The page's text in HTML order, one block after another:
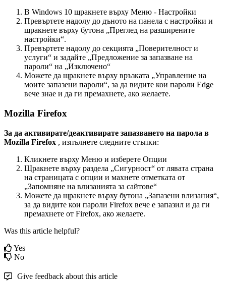
В Windows 10 щракнете върху Меню - Настройки
Превъртете надолу до дъното на панела с настройки и
щракнете върху бутона „Преглед на разширените
настройки“.
Превъртете надолу до секцията „Поверителност и
услуги“ и задайте „Предложение за запазване на
пароли“ на „Изключено“
Можете да щракнете върху връзката „Управление на
моите запазени пароли“, за да видите кои пароли Edge
вече знае и да ги премахнете, ако желаете.
Mozilla Firefox
За да активирате/деактивирате запазването на парола в
Mozilla Firefox , изпълнете следните стъпки:
Кликнете върху Меню и изберете Опции
Щракнете върху раздела „Сигурност“ от лявата страна
на страницата с опции и махнете отметката от
„Запомняне на влизанията за сайтове“
Можете да щракнете върху бутона „Запазени влизания“,
за да видите кои пароли Firefox вече е запазил и да ги
премахнете от Firefox, ако желаете.
Was this article helpful?
Yes
No
Give feedback about this article